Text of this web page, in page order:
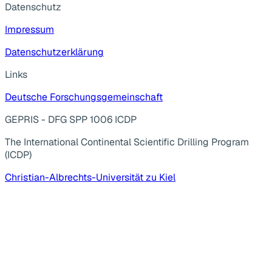
Datenschutz
Impressum
Datenschutzerklärung
Links
Deutsche Forschungsgemeinschaft
GEPRIS - DFG SPP 1006 ICDP
The International Continental Scientific Drilling Program
(ICDP)
Christian-Albrechts-Universität zu Kiel